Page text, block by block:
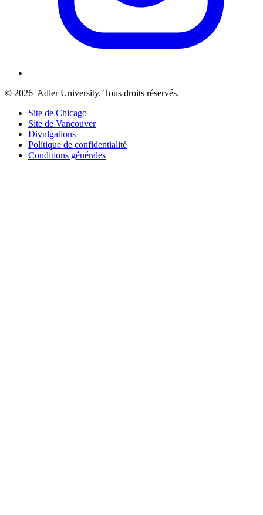
© 2026 Adler University. Tous droits réservés.
Site de Chicago
Site de Vancouver
Divulgations
Politique de confidentialité
Conditions générales